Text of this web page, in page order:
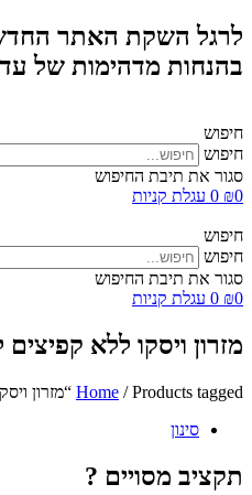
לרגל השקת האתר
בהנחות מדהימות של עד 50% הנחה
חיפוש
חיפוש
סגור את תיבת החיפוש
₪0
0 עגלת קניות
חיפוש
חיפוש
סגור את תיבת החיפוש
₪0
0 עגלת קניות
מזרון ויסקו ללא קפיצים
Home / Products tagged “מזרון ויסקו ללא קפיצים לילדים”
סינון
תקציב מסויים ?